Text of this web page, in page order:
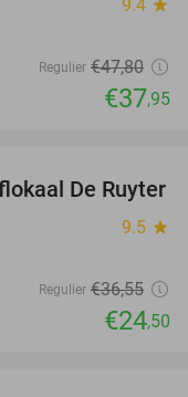
9.4 star
Regulier €47,80
€37,95
33%
De Ruyter
9.5 star
Regulier €36,55
€24,50